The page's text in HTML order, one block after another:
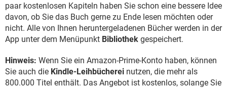
paar kostenlosen Kapiteln haben Sie schon eine bessere Idee
davon, ob Sie das Buch gerne zu Ende lesen möchten oder
nicht. Alle von Ihnen heruntergeladenen Bücher werden in der
App unter dem Menüpunkt Bibliothek gespeichert.
Hinweis: Wenn Sie ein Amazon-Prime-Konto haben, können
Sie auch die Kindle-Leihbücherei nutzen, die mehr als
800.000 Titel enthält. Das Angebot ist kostenlos, solange Sie